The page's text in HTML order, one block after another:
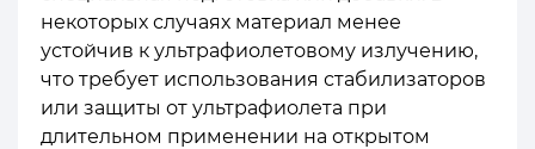
некоторых случаях материал менее
устойчив к ультрафиолетовому излучению,
что требует использования стабилизаторов
или защиты от ультрафиолета при
длительном применении на открытом